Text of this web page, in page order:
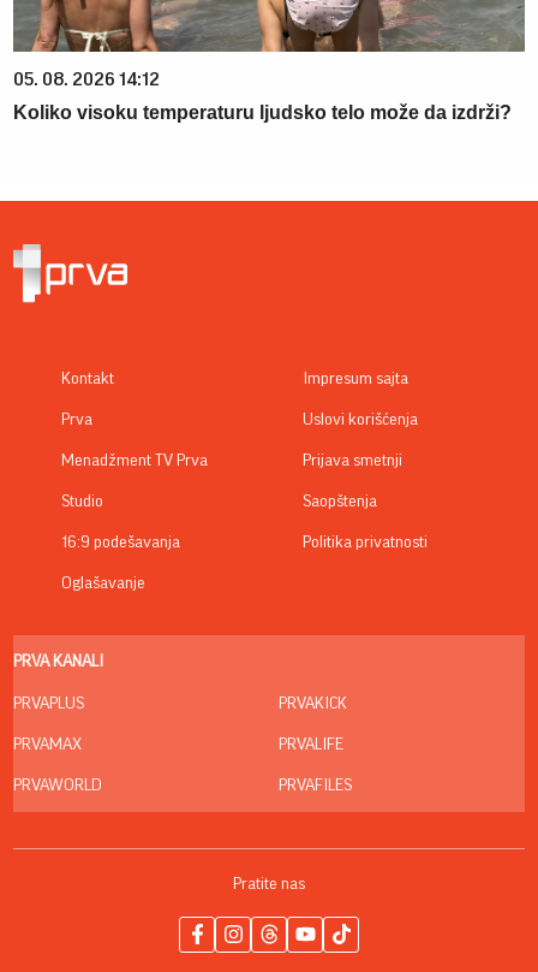
05. 08. 2026 14:12
Koliko visoku temperaturu ljudsko telo može da izdrži?
Kontakt
Prva
Menadžment TV Prva
Studio
16:9 podešavanja
Oglašavanje
Impresum sajta
Uslovi korišćenja
Prijava smetnji
Saopštenja
Politika privatnosti
PRVA KANALI
PRVAPLUS
PRVAMAX
PRVAWORLD
PRVAKICK
PRVALIFE
PRVAFILES
Pratite nas